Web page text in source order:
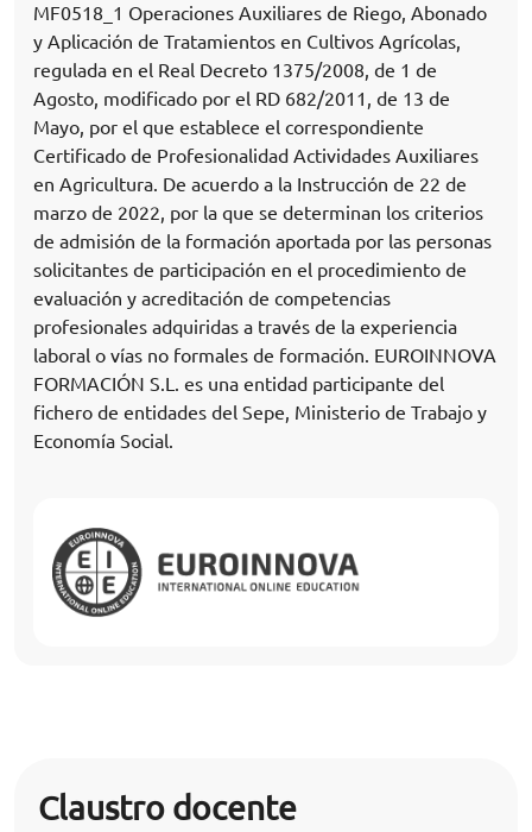
MF0518_1 Operaciones Auxiliares de Riego, Abonado
y Aplicación de Tratamientos en Cultivos Agrícolas,
regulada en el Real Decreto 1375/2008, de 1 de
Agosto, modificado por el RD 682/2011, de 13 de
Mayo, por el que establece el correspondiente
Certificado de Profesionalidad Actividades Auxiliares
en Agricultura. De acuerdo a la Instrucción de 22 de
marzo de 2022, por la que se determinan los criterios
de admisión de la formación aportada por las personas
solicitantes de participación en el procedimiento de
evaluación y acreditación de competencias
profesionales adquiridas a través de la experiencia
laboral o vías no formales de formación. EUROINNOVA
FORMACIÓN S.L. es una entidad participante del
fichero de entidades del Sepe, Ministerio de Trabajo y
Economía Social.
Claustro docente